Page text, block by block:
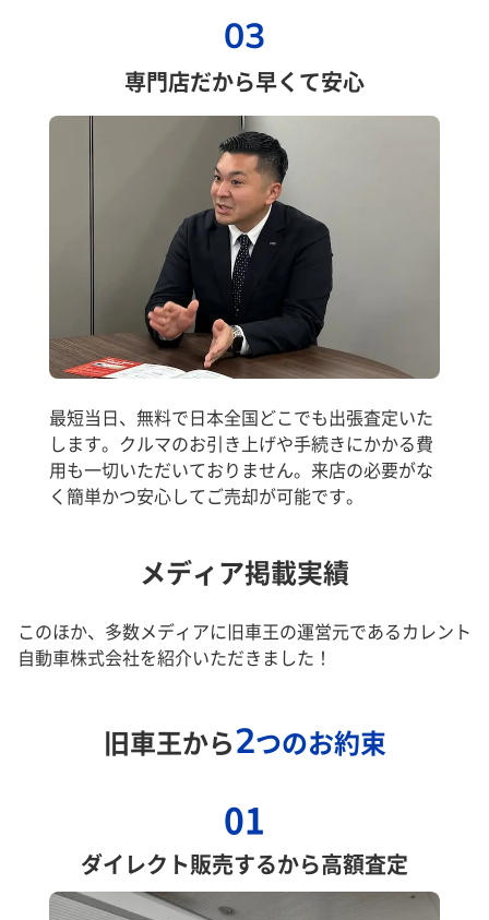
03
専門店だから早くて安心
最短当日、無料で日本全国どこでも出張査定いた
します。クルマのお引き上げや手続きにかかる費
用も一切いただいておりません。来店の必要がな
く簡単かつ安心してご売却が可能です。
メディア掲載実績
このほか、多数メディアに旧車王の運営元であるカレント
自動車株式会社を紹介いただきました！
旧車王から2つのお約束
01
ダイレクト販売するから高額査定